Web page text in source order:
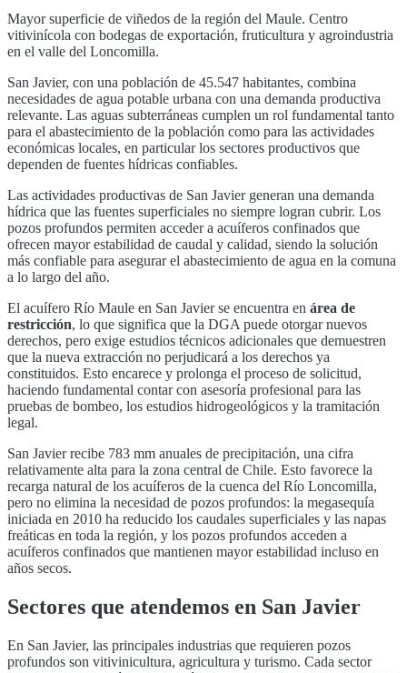
Mayor superficie de viñedos de la región del Maule. Centro
vitivinícola con bodegas de exportación, fruticultura y agroindustria
en el valle del Loncomilla.
San Javier, con una población de 45.547 habitantes, combina
necesidades de agua potable urbana con una demanda productiva
relevante. Las aguas subterráneas cumplen un rol fundamental tanto
para el abastecimiento de la población como para las actividades
económicas locales, en particular los sectores productivos que
dependen de fuentes hídricas confiables.
Las actividades productivas de San Javiergeneran una demanda
hídrica que las fuentes superficiales no siempre logran cubrir. Los
pozos profundos permiten acceder a acuíferos confinados que
ofrecen mayor estabilidad de caudal y calidad, siendo la solución
más confiable para asegurar el abastecimiento de agua en la comuna
a lo largo del año.
El acuífero Río Maule en San Javierse encuentra en área de
restricción, lo que significa que la DGA puede otorgar nuevos
derechos, pero exige estudios técnicos adicionales que demuestren
que la nueva extracción no perjudicará a los derechos ya
constituidos. Esto encarece y prolonga el proceso de solicitud,
haciendo fundamental contar con asesoría profesional para las
pruebas de bombeo, los estudios hidrogeológicos y la tramitación
legal.
San Javierrecibe 783 mm anuales de precipitación, una cifra
relativamente alta para la zona central de Chile. Esto favorece la
recarga natural de los acuíferos de la cuenca del Río Loncomilla,
pero no elimina la necesidad de pozos profundos: la megasequía
iniciada en 2010 ha reducido los caudales superficiales y las napas
freáticas en toda la región, y los pozos profundos acceden a
acuíferos confinados que mantienen mayor estabilidad incluso en
años secos.
Sectores que atendemos en San Javier
En San Javier, las principales industrias que requieren pozos
profundos son vitivinicultura, agricultura y turismo. Cada sector